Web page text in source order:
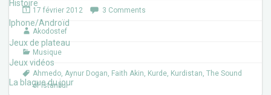
Histoire
Iphone/Androïd
Jeux de plateau
Jeux vidéos
La blague du jour
e
b
o
o
k
t
t
e
r
17 février 2012 3 Comments
Akodostef
Musique
Ahmedo, Aynur Dogan, Faith Akin, Kurde, Kurdistan, The Sound
of Istanbul